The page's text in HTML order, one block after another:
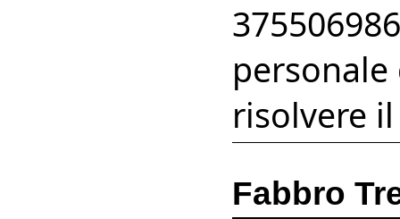
risolvere
Fabbro